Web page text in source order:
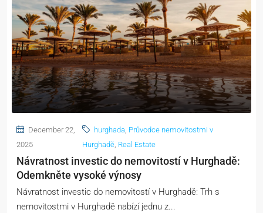
December 22,
2025
hurghada Průvodce nemovitostmi v
Hurghadě Real Estate
Návratnost investic do nemovitostí v Hurghadě:
Odemkněte vysoké výnosy
Návratnost investic do nemovitostí v Hurghadě: Trh s
nemovitostmi v Hurghadě nabízí jednu z...